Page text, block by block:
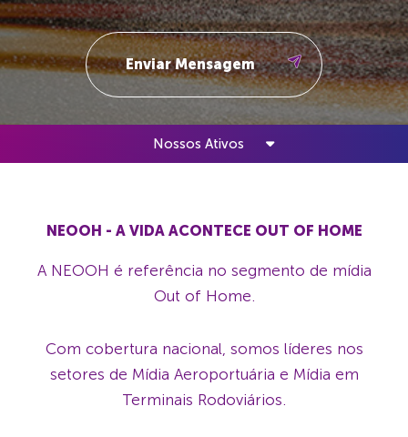
Nossos Ativos
NEOOH - A VIDA ACONTECE OUT OF HOME
A NEOOH é referência no segmento de mídia
Out of Home.
Com cobertura nacional, somos líderes nos
setores de Mídia Aeroportuária e Mídia em
Terminais Rodoviários.